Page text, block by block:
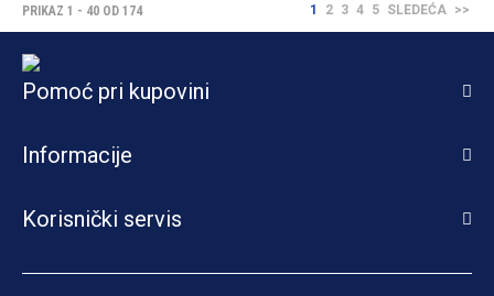
PRIKAZ 1 - 40 OD 174 1 2 3 4 5 SLEDEĆA >>
Pomoć pri kupovini
Informacije
Korisnički servis